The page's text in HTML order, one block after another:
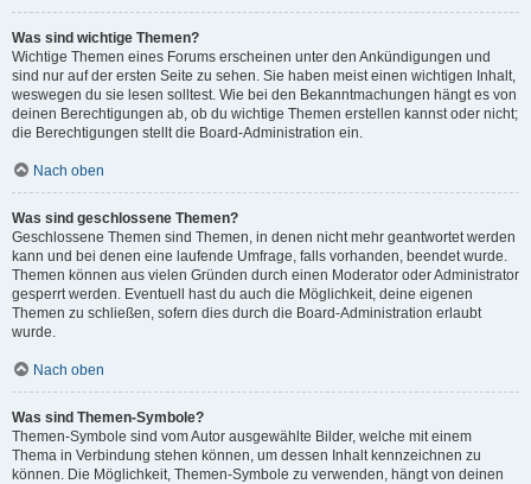
Was sind wichtige Themen?
Wichtige Themen eines Forums erscheinen unter den Ankündigungen und
sind nur auf der ersten Seite zu sehen. Sie haben meist einen wichtigen Inhalt,
weswegen du sie lesen solltest. Wie bei den Bekanntmachungen hängt es von
deinen Berechtigungen ab, ob du wichtige Themen erstellen kannst oder nicht;
die Berechtigungen stellt die Board-Administration ein.
Nach oben
Was sind geschlossene Themen?
Geschlossene Themen sind Themen, in denen nicht mehr geantwortet werden
kann und bei denen eine laufende Umfrage, falls vorhanden, beendet wurde.
Themen können aus vielen Gründen durch einen Moderator oder Administrator
gesperrt werden. Eventuell hast du auch die Möglichkeit, deine eigenen
Themen zu schließen, sofern dies durch die Board-Administration erlaubt
wurde.
Nach oben
Was sind Themen-Symbole?
Themen-Symbole sind vom Autor ausgewählte Bilder, welche mit einem
Thema in Verbindung stehen können, um dessen Inhalt kennzeichnen zu
können. Die Möglichkeit, Themen-Symbole zu verwenden, hängt von deinen